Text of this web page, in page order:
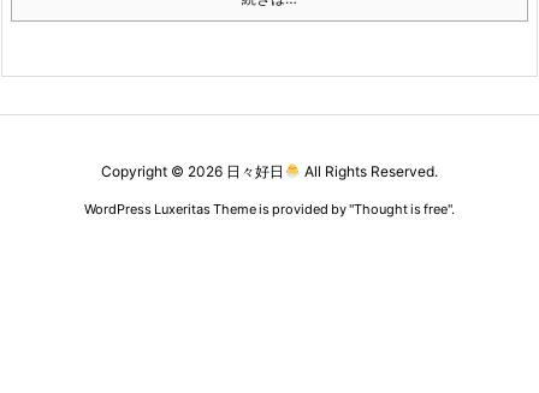
Copyright © 2026 日々好日 All Rights Reserved.
WordPress Luxeritas Theme is provided by "Thought is free".